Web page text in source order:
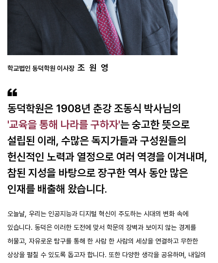
학교법인 동덕학원 이사장 조 원 영
동덕학원은 1908년 춘강 조동식 박사님의
'교육을 통해 나라를 구하자'는 숭고한 뜻으로
설립된 이래, 수많은 독지가들과 구성원들의
헌신적인 노력과 열정으로 여러 역경을 이겨내며,
참된 지성을 바탕으로 장구한 역사 동안 많은
인재를 배출해 왔습니다.
오늘날, 우리는 인공지능과 디지털 혁신이 주도하는 시대의 변화 속에
있습니다. 동덕은 이러한 도전에 맞서 학문의 장벽과 보이지 않는 경계를
허물고, 자유로운 탐구를 통해 한 사람 한 사람의 세상을 연결하고 무한한
상상을 펼칠 수 있도록 돕고자 합니다. 또한 다양한 생각을 공유하며, 내일의